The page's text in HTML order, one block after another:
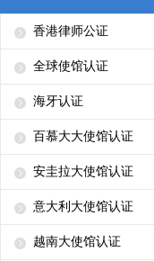
香港律师公证
全球使馆认证
海牙认证
百慕大大使馆认证
安圭拉大使馆认证
意大利大使馆认证
越南大使馆认证